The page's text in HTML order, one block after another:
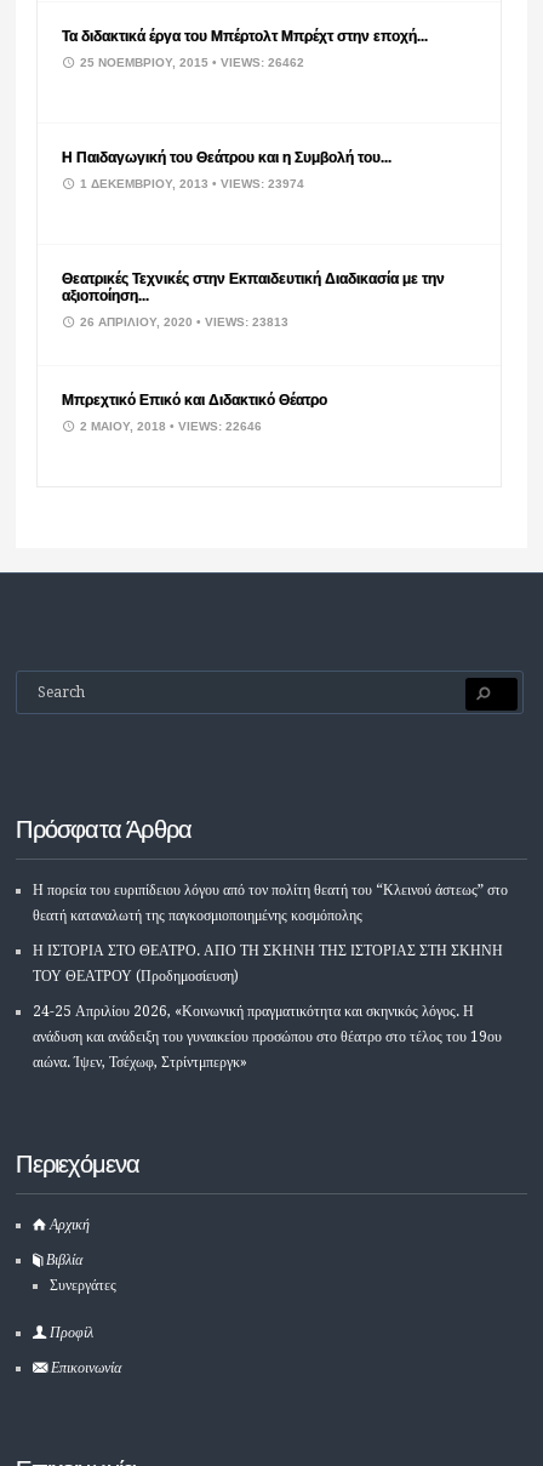
Τα διδακτικά έργα του Μπέρτολτ Μπρέχτ στην εποχή...
25 ΝΟΕΜΒΡΊΟΥ, 2015• VIEWS: 26462
Η Παιδαγωγική του Θεάτρου και η Συμβολή του...
1 ΔΕΚΕΜΒΡΊΟΥ, 2013• VIEWS: 23974
Θεατρικές Τεχνικές στην Εκπαιδευτική Διαδικασία με την
αξιοποίηση...
26 ΑΠΡΙΛΊΟΥ, 2020• VIEWS: 23813
Μπρεχτικό Επικό και Διδακτικό Θέατρο
2 ΜΑΪ́ΟΥ, 2018• VIEWS: 22646
Πρόσφατα Άρθρα
Η πορεία του ευριπίδειου λόγου από τον πολίτη θεατή του “Κλεινού άστεως” στο
θεατή καταναλωτή της παγκοσμιοποιημένης κοσμόπολης
Η ΙΣΤΟΡΙΑ ΣΤΟ ΘΕΑΤΡΟ. ΑΠΟ ΤΗ ΣΚΗΝΗ ΤΗΣ ΙΣΤΟΡΙΑΣ ΣΤΗ ΣΚΗΝΗ
ΤΟΥ ΘΕΑΤΡΟΥ (Προδημοσίευση)
24-25 Απριλίου 2026, «Κοινωνική πραγματικότητα και σκηνικός λόγος. Η
ανάδυση και ανάδειξη του γυναικείου προσώπου στο θέατρο στο τέλος του 19ου
αιώνα. Ίψεν, Τσέχωφ, Στρίντμπεργκ»
Περιεχόμενα
Αρχική
Βιβλία
Συνεργάτες
Προφίλ
Επικοινωνία